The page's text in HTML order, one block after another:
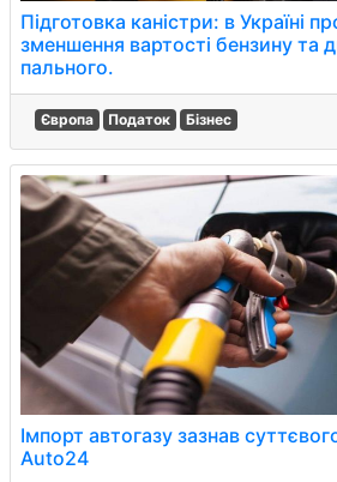
Підготовка каністри: в Україні
зменшення вартості бензину та
пального.
Європа Податок Бізнес
Імпорт автогазу зазнав
Auto24